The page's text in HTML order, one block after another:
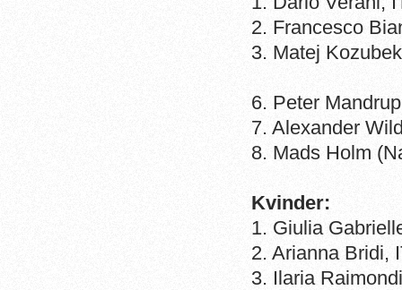
2. Francesco
3. Matej
6. Peter
7. Alexander
8. Mads Holm
Kvinder:
1. Giulia
2. Arianna Bridi,
3. Ilaria